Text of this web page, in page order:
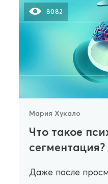
8082
Мария Хукало
Что такое
сегментация?
Даже после